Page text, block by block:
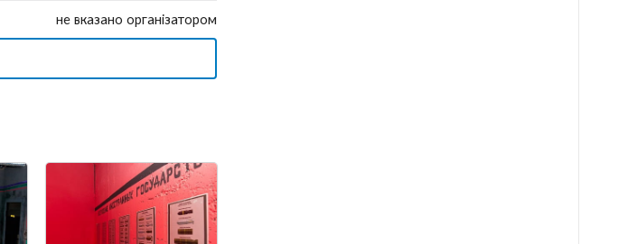
не вказано організатором